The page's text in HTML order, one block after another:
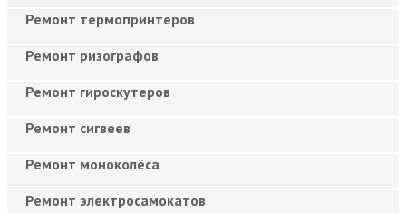
Ремонт термопринтеров
Ремонт ризографов
Ремонт гироскутеров
Ремонт сигвеев
Ремонт моноколёса
Ремонт электросамокатов